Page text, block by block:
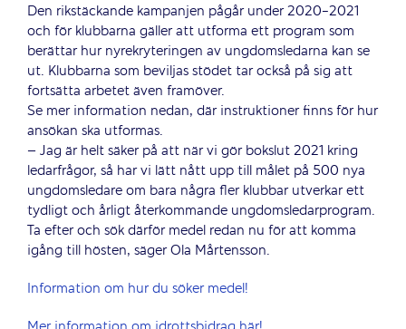
Den rikstäckande kampanjen pågår under 2020-2021
och för klubbarna gäller att utforma ett program som
berättar hur nyrekryteringen av ungdomsledarna kan se
ut. Klubbarna som beviljas stödet tar också på sig att
fortsätta arbetet även framöver.
Se mer information nedan, där instruktioner finns för hur
ansökan ska utformas.
– Jag är helt säker på att när vi gör bokslut 2021 kring
ledarfrågor, så har vi lätt nått upp till målet på 500 nya
ungdomsledare om bara några fler klubbar utverkar ett
tydligt och årligt återkommande ungdomsledarprogram.
Ta efter och sök därför medel redan nu för att komma
igång till hösten, säger Ola Mårtensson.
Information om hur du söker medel!